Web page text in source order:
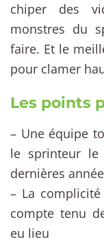
chiper des
monstres du
faire. Et le
pour clamer
Les points
– Une équipe
le sprinteur
dernières
– La
compte tenu
eu lieu